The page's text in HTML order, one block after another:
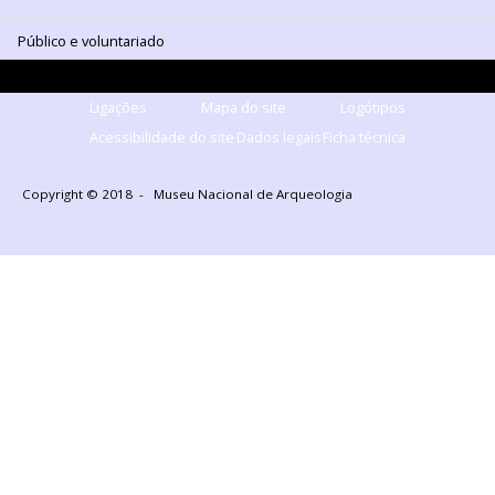
Público e voluntariado
Ligações Mapa do site
Logótipos
Acessibilidade do site Dados legaisFicha técnica
Copyright © 2018 - Museu Nacional de Arqueologia